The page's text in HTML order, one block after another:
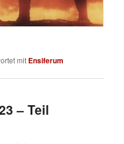
mit Ensiferum
– Teil